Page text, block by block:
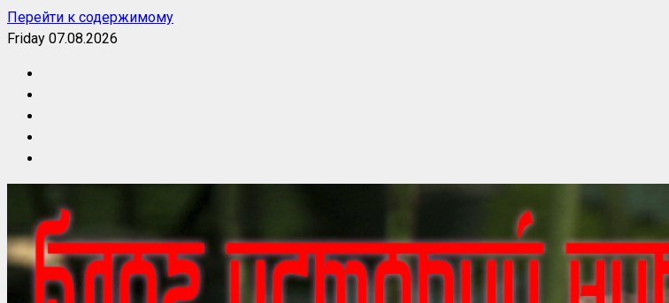
Перейти к содержимому
Friday 07.08.2026